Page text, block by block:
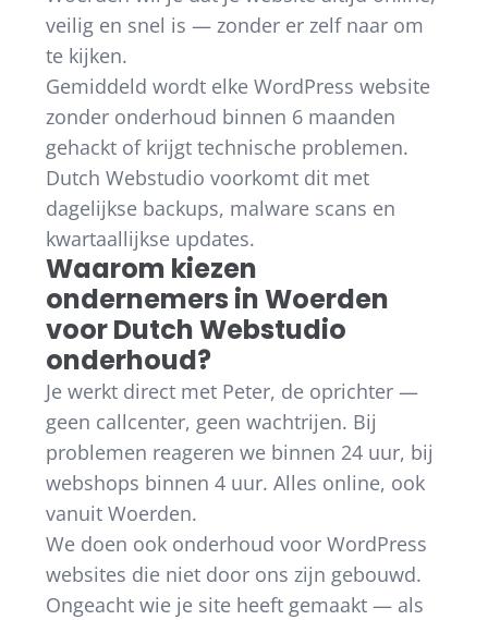
veilig en snel is — zonder er zelf naar om
te kijken.
Gemiddeld wordt elke WordPress website
zonder onderhoud binnen 6 maanden
gehackt of krijgt technische problemen.
Dutch Webstudio voorkomt dit met
dagelijkse backups, malware scans en
kwartaallijkse updates.
Waarom kiezen
ondernemers in Woerden
voor Dutch Webstudio
onderhoud?
Je werkt direct met Peter, de oprichter —
geen callcenter, geen wachtrijen. Bij
problemen reageren we binnen 24 uur, bij
webshops binnen 4 uur. Alles online, ook
vanuit Woerden.
We doen ook onderhoud voor WordPress
websites die niet door ons zijn gebouwd.
Ongeacht wie je site heeft gemaakt — als